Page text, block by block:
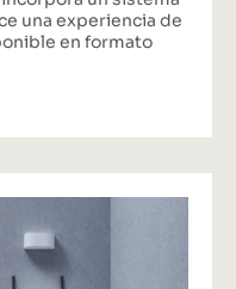
una experiencia de
en formato